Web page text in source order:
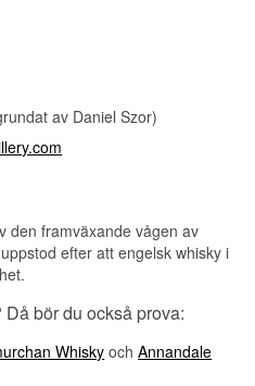
av Daniel Szor)
den framväxande vågen av
efter att engelsk whisky i
bör du också prova:
Whisky ochAnnandale